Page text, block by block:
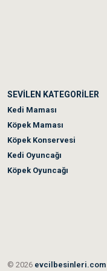
SEVİLEN KATEGORİLER
Kedi Maması
Köpek Maması
Köpek Konservesi
Kedi Oyuncağı
Köpek Oyuncağı
© 2026 evcilbesinleri.com